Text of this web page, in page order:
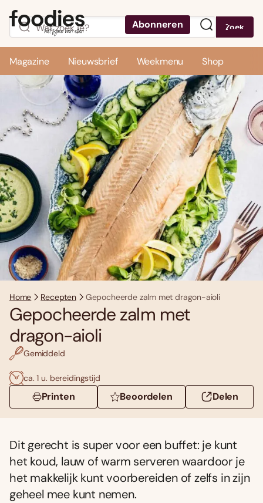
Abonneren Zoek
Magazine Nieuwsbrief Weekmenu Shop
Home Recepten Gepocheerde zalm met dragon-aioli
Gepocheerde zalm met
dragon-aioli
Gemiddeld
ca. 1 u. bereidingstijd
Printen Beoordelen Delen
Dit gerecht is super voor een buffet: je kunt
het koud, lauw of warm serveren waardoor je
het makkelijk kunt voorbereiden of zelfs in zijn
geheel mee kunt nemen.